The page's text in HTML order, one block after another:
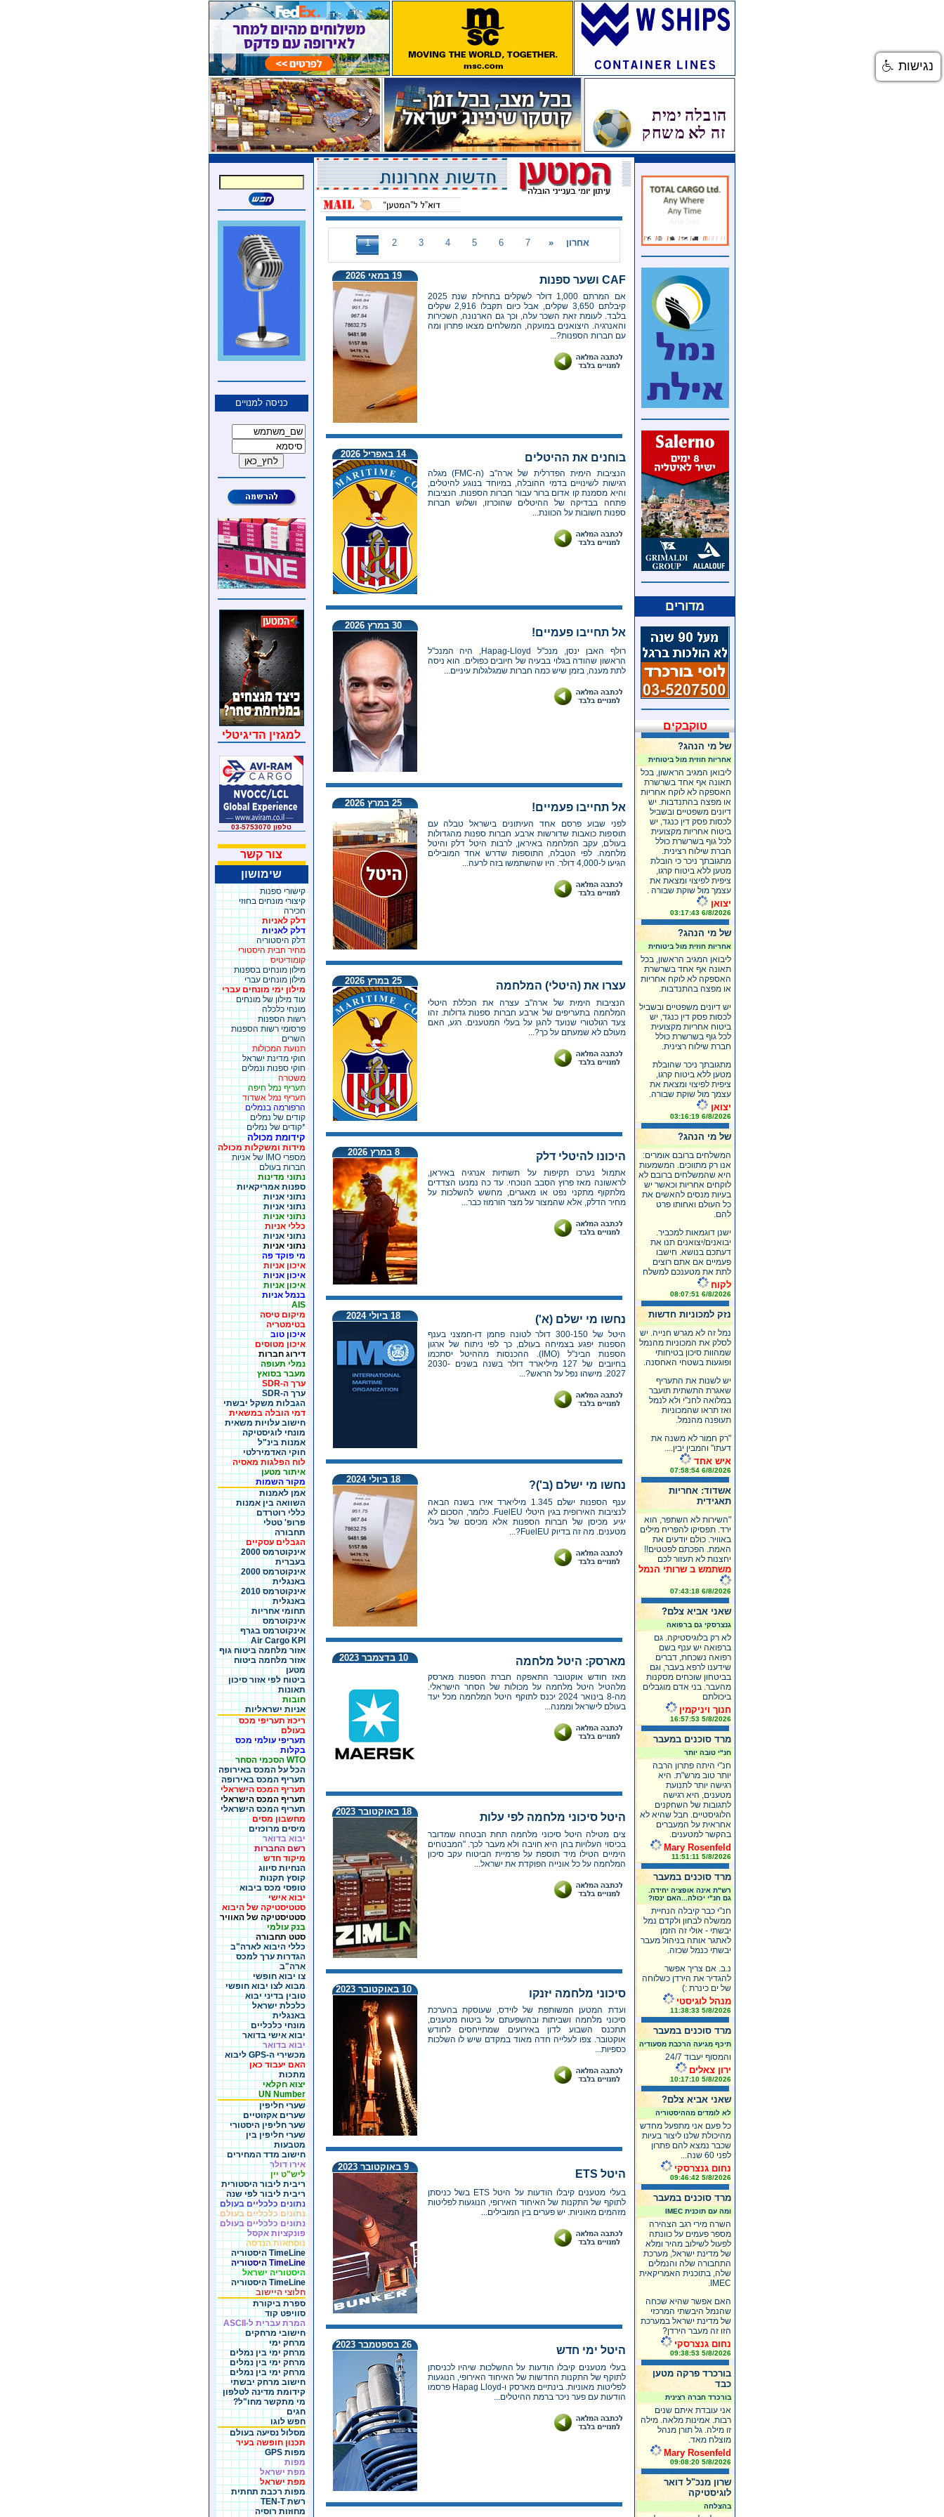
מדורים
טוקבקים
של מי הנהג?
אחריות חוזית מול ביטוחית
ליבואן המגיב הראשון, בכל
תאונה אף אחד בשרשרת
האספקה לא לוקח אחריות
או מפצה בהתנדבות. יש
דיונים משפטיים ובשביל
לכסות פסק דין כנגד, יש
ביטוח אחריות מקצועית
לכל גוף בשרשרת כולל
חברת שילוח רצינית.
מתגובתך ניכר כי הובלת
מטען ללא ביטוח קרגו,
ציפית לפיצוי ומצאת את
עצמך מול שוקת שבורה .
יצואן
6/8/2026 03:17:43
של מי הנהג?
אחריות חוזית מול ביטוחית
ליבואן המגיב הראשון, בכל
תאונה אף אחד בשרשרת
האספקה לא לוקח אחריות
או מפצה בהתנדבות.
יש דיונים משפטיים ובשביל
לכסות פסק דין כנגד, יש
ביטוח אחריות מקצועית
לכל גוף בשרשרת כולל
חברת שילוח רצינית.
מתגובתך ניכר שהובלת
מטען ללא ביטוח קרגו,
ציפית לפיצוי ומצאת את
עצמך מול שוקת שבורה.
יצואן
6/8/2026 03:16:19
של מי הנהג?
המשלחים ברובם אומרים:
אנו רק מתווכים. המשמעות
היא שהמשלחים ברובם לא
לוקחים אחריות וכאשר יש
בעיות מנסים להאשים את
כל העולם ואחותו פרט
להם.
ישנן דוגמאות למכביר.
יבואנים/יצואנים תנו את
דעתכם בנושא. חישבו
פעמיים אם אתם רוצים
לתת את מטענכם למשלח
לקוח
6/8/2026 08:07:51
נזק למכוניות חדשות
נמל זה לא מגרש חנייה. יש
לסלק את המכוניות מהנמל
שמהוות סיכון בטיחותי
ופוגעות בשטחי האחסנה.
יש לשנות את התעריף
שאגרת התשתית תועבר
במלואה לחנ"י ולא לנמל
ואז תראו שהמכוניות
תעופנה מהנמל.
"רק חמור לא משנה את
דעתו" והמבין יבין....
איש אחד
6/8/2026 07:58:54
אשדוד: אחריות
תאגידית
"השירות לא השתפר, הוא
ירד. תפסיקו להפריח מילים
באוויר. כולם יודעים את
האמת. הפכתם לפטטים!!
יחצנות לא תעזור לכם
משתמש ב שרותי הנמל
6/8/2026 07:43:18
שאני אביא צלם?
גנצרסקי גם ברפואה
לא רק בלוגיסטיקה. גם
ברפואה יש ענף בשם
רפואה נשכחת, דברים
שידענו לרפא בעבר, וגם
בביטחון שוכחים מסקנות
מהעבר. בני אדם מוגבלים
ביכולתם
חנוך ויניקמין
5/8/2026 16:57:53
מרד סוכנים במעבר
חנ"י טובה יותר
חנ"י היתה פתרון הרבה
יותר טוב מרש"ת. היא
רגישה יותר לתנועת
מטענים, היא רגישה
לתגובות של השחקנים
הלוגיסטיים. חבל שהיא לא
אחראית על המעברים
בהקשר למטענים.
Mary Rosenfeld
5/8/2026 11:51:11
מרד סוכנים במעבר
רש"ת אינה אופציה יחידה.
גם חנ"י יכולה...האם ינסו?
חנ"י כבר קיבלה הנחיית
ממשלה לבחון ולקדם נמל
יבשתי - אולי זה הזמן
לאתגר אותה בניהול מעבר
יבשתי כנמל שכזה.
נ.ב. אם צריך אפשר
להגדיר את הירדן כשלוחה
של ים כינרת :)
מנהל לוגיסטי
5/8/2026 11:38:33
מרד סוכנים במעבר
תיכף מגיעה הרכבת מסעודיה
והמסוף יעבוד 24/7
ירון צאלים
5/8/2026 10:17:10
שאני אביא צלם?
לא לומדים מההיסטוריה
כל פעם אני מתפעל מחדש
מהיכולת שלנו ליצור בעיות
שכבר נמצא להם פתרון
לפני 60 שנה...
נחום גנצרסקי
5/8/2026 09:46:42
מרד סוכנים במעבר
ומה עם תוכנית IMEC
השרה מירי רגב הצהירה
מספר פעמים על כוונתה
לפעול לשילוב מהיר ומלא
של מדינת ישראל, מערכת
התחבורה שלה והנמלים
שלה, בתוכנית האמריקאית
IMEC.
האם אפשר שהיא שכחה
שהנמל היבשתי המרכזי
של מדינת ישראל במערכת
הזו זה מעבר הירדן?
נחום גנצרסקי
5/8/2026 09:38:53
בורכרד פרקה מטען
כבד
בורכרד חברה רצינית
אני עובדת איתם שנים
רבות. אמינות מלאה. מילה
זו מילה. גל תורן מנהל
מוצלח מאד.
Mary Rosenfeld
5/8/2026 09:08:20
שרון מנכ"ל דואר
לוגיסטיקה
בהצלחה
1 2 3 4 5 6 7 » אחרון
CAF ושער ספנות 19 במאי 2026
אם המרתם 1,000 דולר לשקלים בתחילת שנת 2025
קיבלתם 3,650 שקלים, אבל כיום תקבלו 2,916 שקלים
בלבד. לעומת זאת השכר עלה, וכך גם הארנונה, השכירות
והאנרגיה. היצואנים במועקה, המשלחים מצאו פתרון ומה
עם חברות הספנות?...
בוחנים את ההיטלים 14 באפריל 2026
הנציבות הימית הפדרלית של ארה"ב (ה-FMC) מגלה
רגישות לשינויים בדמי ההובלה, במיוחד בנוגע להיטלים,
והיא מסמנת קו אדום ברור עבור חברות הספנות. הנציבות
פתחה בבדיקה של ההיטלים שהוכרזו, ושלוש חברות
ספנות חשובות על הכוונת...
אל תחייבו פעמיים!
רולף האבן ינסן, מנכ"ל Hapag-Lloyd, היה המנכ"ל
הראשון שהודה בגלוי בבעיה של חיובים כפולים. הוא ניסה
לתת מענה, בזמן שיש כמה חברות שמגלגלות עיניים...
אל תחייבו פעמיים!
לפני שבוע פרסם אחד העיתונים בישראל טבלה עם
תוספות כואבות שדורשות ארבע חברות ספנות מהגדולות
בעולם, עקב המלחמה באיראן, לרבות היטל דלק והיטל
מלחמה. לפי הטבלה, התוספות שדרש אחד המובילים
הגיעו ל-4,000 דולר. היו שהשתמשו בזה לרעה...
עצרו את (היטלי) המלחמה
הנציבות הימית של ארה"ב עצרה את הכללת היטלי
המלחמה בתעריפים של ארבע חברות ספנות גדולות. זהו
צעד רגולטורי שנועד להגן על בעלי המטענים. רגע, האם
מעולם לא שמעתם על כך?...
היכונו להיטלי דלק 8 במרץ 2026
אתמול נערכו תקיפות על תשתיות אנרגיה באיראן,
לראשונה מאז פרוץ הסבב הנוכחי. עד כה נמנעו הצדדים
מלתקוף מתקני נפט או מאגרים, מחשש להשלכות על
מחיר הדלק, אלא שהמצור על מצר הורמוז כבר...
נחשו מי ישלם (א')
היטל של 300-150 דולר לטונה פחמן דו-חמצני בענף
הספנות יפגע בצמיחה בעולם, כך לפי ניתוח של ארגון
הספנות הבינ"ל (IMO). ההכנסות מההיטל יסתכמו
בחיובים של 127 מיליארד דולר בשנה בשנים 2030-
2027. מישהו נפל על הראש?...
נחשו מי ישלם (ב')?
ענף הספנות ישלם 1.345 מיליארד אירו בשנה הבאה
לנציבות האירופית בגין היטלי FuelEU. כלומר, הסכום לא
יגיע מכיסן של חברות הספנות אלא מכיסם של בעלי
מטענים. מה זה בדיוק FuelEU?...
מארסק: היטל מלחמה 10 בדצמבר 2023
מאז חודש אוקטובר התאפקה חברת הספנות מארסק
מלהטיל היטל מלחמה על מכולות של הסחר הישראלי.
מה-8 בינואר 2024 יכנס לתוקף היטל המלחמה מכל יעד
בעולם לישראל וממנה...
היטל סיכוני מלחמה לפי עלות 18 באוקטובר 2023
צים מטילה היטל סיכוני מלחמה תחת הבטחה שמדובר
בכיסוי העלויות בהן היא חויבה ולא מעבר לכך. "המבטחים
הימיים הטילו מיד תוספת על פרמיית הביטוח עקב סיכון
המלחמה על כל אונייה הפוקדת את ישראל...
סיכוני מלחמה יזנקו 10 באוקטובר 2023
ועדת המטען המשותפת של לוידס, שעוסקת בהערכת
סיכוני מלחמה ושביתות ובהשפעתם על ביטוח מטענים,
תתכנס השבוע לדון באירועים שמתייחסים לחודש
אוקטובר. צפו לעלייה חדה מאוד במקדם שיש לו השלכות
כספיות...
היטל ETS
9 באוקטובר 2023
בעלי מטענים קיבלו הודעות על היטל ETS בשל כניסתן
לתוקף של התקנות של האיחוד האירופי, הנוגעות לפליטות
מזהמים מאוניות. יש פערים בין המובילים...
היטל ימי חדש 26 בספטמבר 2023
בעלי מטענים קיבלו הודעות על ההשלכות שיהיו לכניסתן
לתוקף של התקנות החדשות של האיחוד האירופי, הנוגעות
לפליטות מאוניות. בינתיים מארסק ו-Hapag Lloyd פרסמו
הודעות עם פער ניכר ברמת ההיטלים...
כניסה למנויים
למגזין הדיגיטלי
טלפון 03-5753070
צור קשר
שימושון
קישורי ספנות
קיצורי מונחים בחוזי
חכירה
דלק לאניות
דלק לאניות
דלק היסטוריה
מחיר חבית היסטורי
קומודיטיס
מילון מונחים בספנות
מילון מונחים עברי
מילון ימי מונחים עברי
עוד מילון של מונחים
מונחי כלכלה
רשות הספנות
פרסומי רשות הספנות
השרים
תנועת המכולות
חוקי מדינת ישראל
חוקי ספנות ונמלים
משטרה
תעריף נמל חיפה
תעריף נמל אשדוד
הרפורמה בנמלים
קודים של נמלים
*קודים של נמלים
קידומת מכולה
מידות ומשקלות מכולה
מספרי IMO של אניות
חברות בעולם
נתוני מדינות
ספנות אמריקאיות
נתוני אניות
נתוני אניות
נתוני אניות
כללי אניות
נתוני אניות
נתוני אניות
מי פוקד פה
איכון אניות
איכון אניות
איכון אניות
בנמל אניות
AIS
מיקום טיסה
בטימטריה
איכון טוב
איכון מטוסים
דירוג חברות
נמלי תעופה
מעבר בסואץ
ערך ה-SDR
ערך ה-SDR
הגבלות משקל יבשתי
דמי הובלה במשאית
חישוב עלויות משאית
מונחי לוגיסטיקה
אמנות בינ"ל
חוקי האדמירלטי
לוח הפלגות מאסיה
איתור מטען
מקור השמות
אמן לאמנות
השוואה בין אמנות
כללי רוטרדם
פרופ' טטלי
תחבורה
הגבלים עסקיים
אינקוטרמס 2000
בעברית
אינקוטרמס 2000
באנגלית
אינקוטרמס 2010
באנגלית
תחומי אחריות
אינקוטרמס
אינקוטרמס בגרף
Air Cargo KPI
אזור מלחמה ביטוח גוף
אזור מלחמה ביטוח
מטען
ביטוח לפי אזור סיכון
תאונות
חובות
אניות ישראליות
ריכוז תעריפי מכס
בעולם
תעריפי עולמי מכס
בקלות
WTO הסכמי הסחר
הכל על המכס באירופה
תעריף המכס באירופה
תעריף המכס הישראלי
תעריף המכס הישראלי
תעריף המכס הישראלי
מחשבון מסים
מיסים מרוכזים
יבוא בדואר
רשם החברות
מיקוד חדש
הנחיות סיווג
קוסץ תקנות
טופסי מכס ביבוא
יבוא אישי
סטטיסטיקה של היבוא
סטטיסטיקה של האוויר
בנק עולמי
סטט תחבורה
כללי היבוא לארה"ב
הגדרות ערך למכס
ארה"ב
צו יבוא חופשי
מבוא לצו יבוא חופשי
טובין בדיני יבוא
כלכלת ישראל
באנגלית
מונחי כלכליים
יבוא אישי בדואר
יבוא בדואר
מכשירי ה-GPS ליבוא
האם יעבוד כאן
מתכות
יצוא חקלאי
UN Number
שערי חליפין
שערים אקזוטיים
שער חליפין היסטורי
שערי חליפין בין
מטבעות
חישוב מדד המחירים
אירו דולר
ליש"ט יין
ריבית ליבור היסטורית
ריבית ליבור לפי שנה
נתונים כלכליים בעולם
נתונים כלכליים בעולם
נתונים כלכליים בעולם
פונקציות אקסל
נוסחאות הנדסה
TimeLine היסטוריה
TimeLine היסטוריה
היסטוריה ישראל
TimeLine היסטוריה
חלוצי היישוב
ספרת ביקורת
סוויפט קוד
המרת עברית ל-ASCII
חישובי מרחקים
מרחק ימי
מרחק ימי בין נמלים
מרחק ימי בין נמלים
מרחק ימי בין נמלים
חישוב מרחק יבשתי
קידומת מדינה לטלפון
מי מתקשר מחו"ל?
חגים
חפש לוגו
מסלול נסיעה בעולם
תכנון חופשה בעיר
מפות GPS
מפות
מפת ישראל
מפת ישראל
מפות רכבת תחתית
רשת TEN-T
מחוזות רוסיה
נגישות